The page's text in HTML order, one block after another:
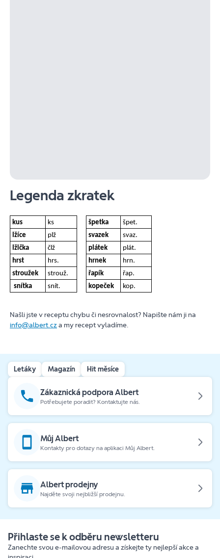
Legenda zkratek
kus ks špetka
špet.
lžíce
plž svazek
svaz.
lžička
člž plátek
plát.
hrst
hrs. hrnek
hrn.
stroužek
strouž. řapík
řap.
snítka
snít. kopeček kop.
Našli jste v receptu chybu či nesrovnalost? Napište nám ji na
info@albert.cza my recept vyladíme.
Letáky Magazín Hit měsíce
Zákaznická podpora Albert
Potřebujete poradit? Kontaktujte nás.
Můj Albert
Kontakty pro dotazy na aplikaci Můj Albert.
Albert prodejny
Najděte svoji nejbližší prodejnu.
Přihlaste se k odběru newsletteru
Zanechte svou e-mailovou adresu a získejte ty nejlepší akce a